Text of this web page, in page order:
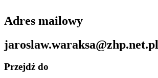
Adres mailowy
jaroslaw.waraksa@zhp.net.pl
Przejdź do